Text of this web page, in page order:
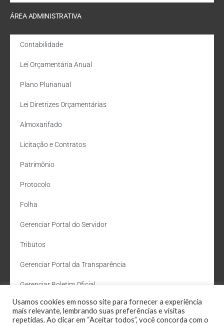
ÁREA ADMINISTRATIVA
Contabilidade
Lei Orçamentária Anual
Plano Plurianual
Lei Diretrizes Orçamentárias
Almoxarifado
Licitação e Contratos
Patrimônio
Protocolo
Folha
Gerenciar Portal do Servidor
Tributos
Gerenciar Portal da Transparência
Gerenciar Boletim Oficial
Departamento de Água e Esgoto
Usamos cookies em nosso site para fornecer a experiência
mais relevante, lembrando suas preferências e visitas
repetidas. Ao clicar em “Aceitar todos”, você concorda com o